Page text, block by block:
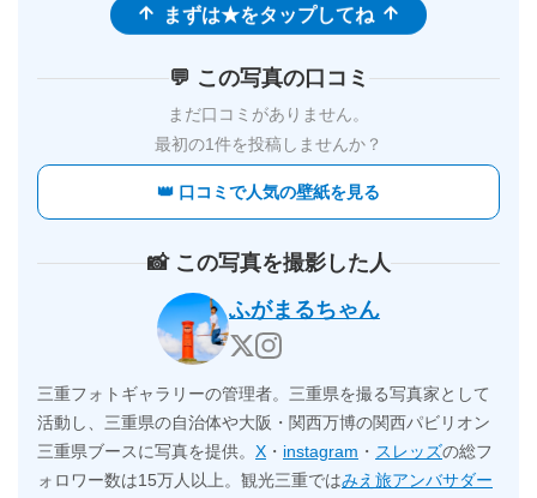
まずは★をタップしてね
💬 この写真の口コミ
まだ口コミがありません。
最初の1件を投稿しませんか？
👑 口コミで人気の壁紙を見る
📸 この写真を撮影した人
ふがまるちゃん
三重フォトギャラリーの管理者。三重県を撮る写真家として
活動し、三重県の自治体や大阪・関西万博の関西パビリオン
三重県ブースに写真を提供。 X ・ instagram ・ スレッズの総フ
ォロワー数は15万人以上。観光三重ではみえ旅アンバサダー